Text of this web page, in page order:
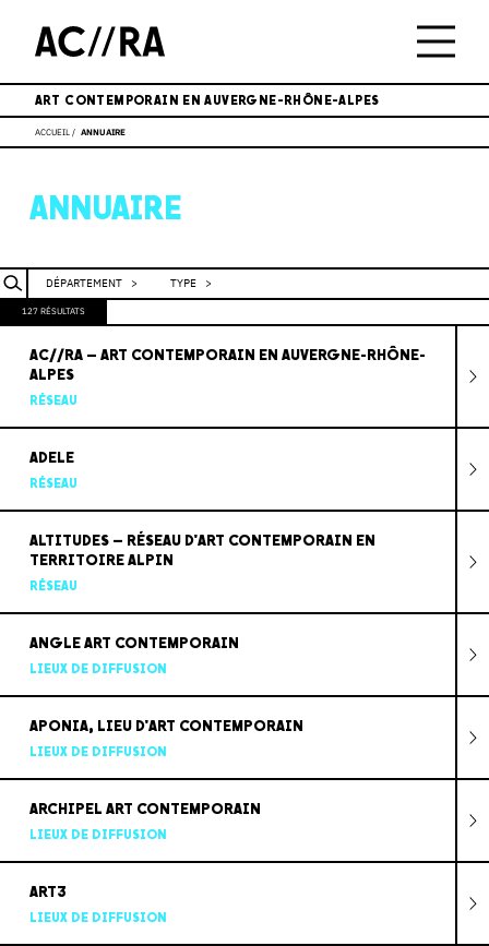
ART CONTEMPORAIN EN AUVERGNE-RHÔNE-ALPES
ACCUEIL ANNUAIRE
ANNUAIRE
DÉPARTEMENT > TYPE >
127 RÉSULTATS
AC//RA – ART CONTEMPORAIN EN AUVERGNE-RHÔNE-
ALPES
RÉSEAU
ADELE
RÉSEAU
ALTITUDES – RÉSEAU D'ART CONTEMPORAIN EN
TERRITOIRE ALPIN
RÉSEAU
ANGLE ART CONTEMPORAIN
LIEUX DE DIFFUSION
APONIA, LIEU D'ART CONTEMPORAIN
LIEUX DE DIFFUSION
ARCHIPEL ART CONTEMPORAIN
LIEUX DE DIFFUSION
ART3
LIEUX DE DIFFUSION